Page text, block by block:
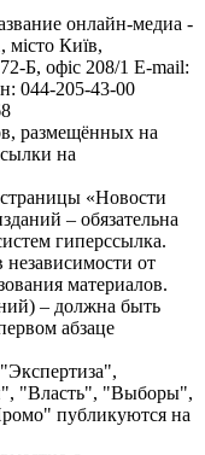
онлайн-медиа -
місто Київ,
офіс 208/1 E-mail:
044-205-43-00
размещённых на
на
«Новости
– обязательна
гиперссылка.
от
материалов.
– должна быть
абзаце
"Власть", "Выборы",
публикуются на